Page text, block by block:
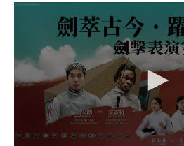
牌得主仲滿合演佩劍對決
李玟慧和陳海琳亦同場進